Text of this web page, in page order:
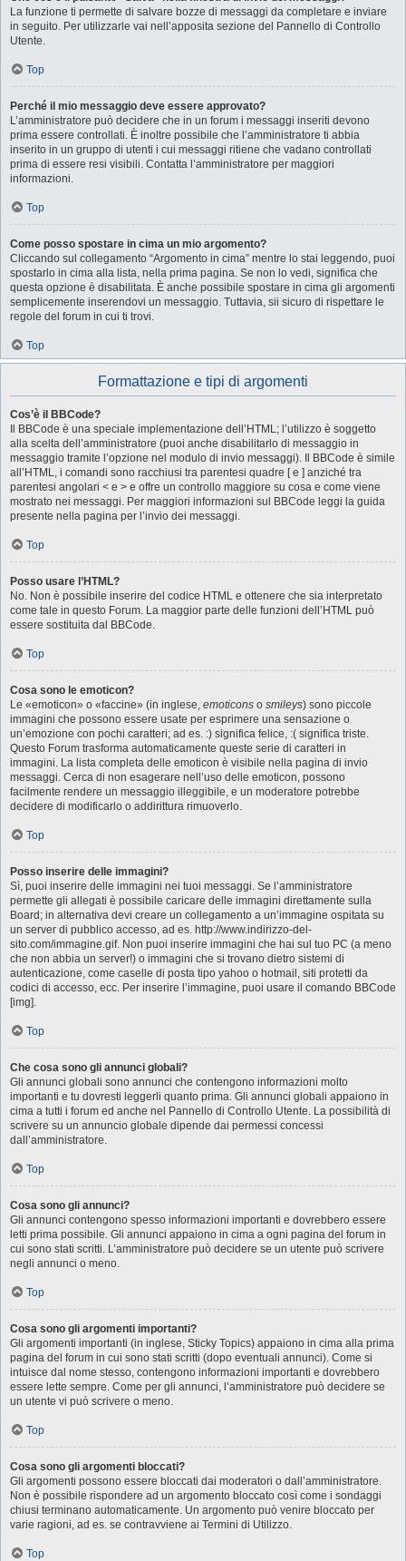
La funzione ti permette di salvare bozze di messaggi da completare e inviare
in seguito. Per utilizzarle vai nell’apposita sezione del Pannello di Controllo
Utente.
Top
Perché il mio messaggio deve essere approvato?
L’amministratore può decidere che in un forum i messaggi inseriti devono
prima essere controllati. È inoltre possibile che l’amministratore ti abbia
inserito in un gruppo di utenti i cui messaggi ritiene che vadano controllati
prima di essere resi visibili. Contatta l’amministratore per maggiori
informazioni.
Top
Come posso spostare in cima un mio argomento?
Cliccando sul collegamento “Argomento in cima” mentre lo stai leggendo, puoi
spostarlo in cima alla lista, nella prima pagina. Se non lo vedi, significa che
questa opzione è disabilitata. È anche possibile spostare in cima gli argomenti
semplicemente inserendovi un messaggio. Tuttavia, sii sicuro di rispettare le
regole del forum in cui ti trovi.
Top
Formattazione e tipi di argomenti
Cos’è il BBCode?
Il BBCode è una speciale implementazione dell’HTML; l’utilizzo è soggetto
alla scelta dell’amministratore (puoi anche disabilitarlo di messaggio in
messaggio tramite l’opzione nel modulo di invio messaggi). Il BBCode è simile
all’HTML, i comandi sono racchiusi tra parentesi quadre [ e ] anziché tra
parentesi angolari < e > e offre un controllo maggiore su cosa e come viene
mostrato nei messaggi. Per maggiori informazioni sul BBCode leggi la guida
presente nella pagina per l’invio dei messaggi.
Top
Posso usare l’HTML?
No. Non è possibile inserire del codice HTML e ottenere che sia interpretato
come tale in questo Forum. La maggior parte delle funzioni dell’HTML può
essere sostituita dal BBCode.
Top
Cosa sono le emoticon?
Le «emoticon» o «faccine» (in inglese, emoticons o smileys) sono piccole
immagini che possono essere usate per esprimere una sensazione o
un’emozione con pochi caratteri; ad es. :) significa felice, :( significa triste.
Questo Forum trasforma automaticamente queste serie di caratteri in
immagini. La lista completa delle emoticon è visibile nella pagina di invio
messaggi. Cerca di non esagerare nell’uso delle emoticon, possono
facilmente rendere un messaggio illeggibile, e un moderatore potrebbe
decidere di modificarlo o addirittura rimuoverlo.
Top
Posso inserire delle immagini?
Sì, puoi inserire delle immagini nei tuoi messaggi. Se l’amministratore
permette gli allegati è possibile caricare delle immagini direttamente sulla
Board; in alternativa devi creare un collegamento a un’immagine ospitata su
un server di pubblico accesso, ad es. http://www.indirizzo-del-
sito.com/immagine.gif. Non puoi inserire immagini che hai sul tuo PC (a meno
che non abbia un server!) o immagini che si trovano dietro sistemi di
autenticazione, come caselle di posta tipo yahoo o hotmail, siti protetti da
codici di accesso, ecc. Per inserire l’immagine, puoi usare il comando BBCode
[img].
Top
Che cosa sono gli annunci globali?
Gli annunci globali sono annunci che contengono informazioni molto
importanti e tu dovresti leggerli quanto prima. Gli annunci globali appaiono in
cima a tutti i forum ed anche nel Pannello di Controllo Utente. La possibilità di
scrivere su un annuncio globale dipende dai permessi concessi
dall’amministratore.
Top
Cosa sono gli annunci?
Gli annunci contengono spesso informazioni importanti e dovrebbero essere
letti prima possibile. Gli annunci appaiono in cima a ogni pagina del forum in
cui sono stati scritti. L’amministratore può decidere se un utente può scrivere
negli annunci o meno.
Top
Cosa sono gli argomenti importanti?
Gli argomenti importanti (in inglese, Sticky Topics) appaiono in cima alla prima
pagina del forum in cui sono stati scritti (dopo eventuali annunci). Come si
intuisce dal nome stesso, contengono informazioni importanti e dovrebbero
essere lette sempre. Come per gli annunci, l’amministratore può decidere se
un utente vi può scrivere o meno.
Top
Cosa sono gli argomenti bloccati?
Gli argomenti possono essere bloccati dai moderatori o dall’amministratore.
Non è possibile rispondere ad un argomento bloccato così come i sondaggi
chiusi terminano automaticamente. Un argomento può venire bloccato per
varie ragioni, ad es. se contravviene ai Termini di Utilizzo.
Top